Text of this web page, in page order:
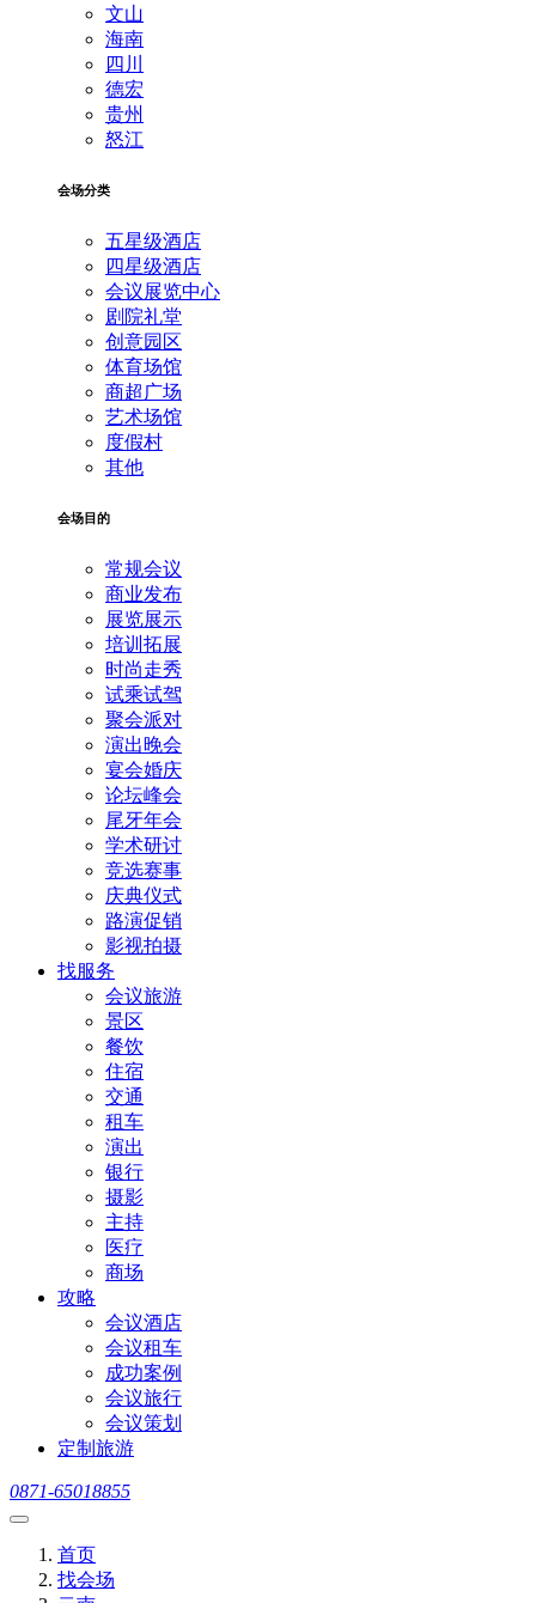
文山
海南
四川
德宏
贵州
怒江
会场分类
五星级酒店
四星级酒店
会议展览中心
剧院礼堂
创意园区
体育场馆
商超广场
艺术场馆
度假村
其他
会场目的
常规会议
商业发布
展览展示
培训拓展
时尚走秀
试乘试驾
聚会派对
演出晚会
宴会婚庆
论坛峰会
尾牙年会
学术研讨
竞选赛事
庆典仪式
路演促销
影视拍摄
找服务
会议旅游
景区
餐饮
住宿
交通
租车
演出
银行
摄影
主持
医疗
商场
攻略
会议酒店
会议租车
成功案例
会议旅行
会议策划
定制旅游
0871-65018855
首页
找会场